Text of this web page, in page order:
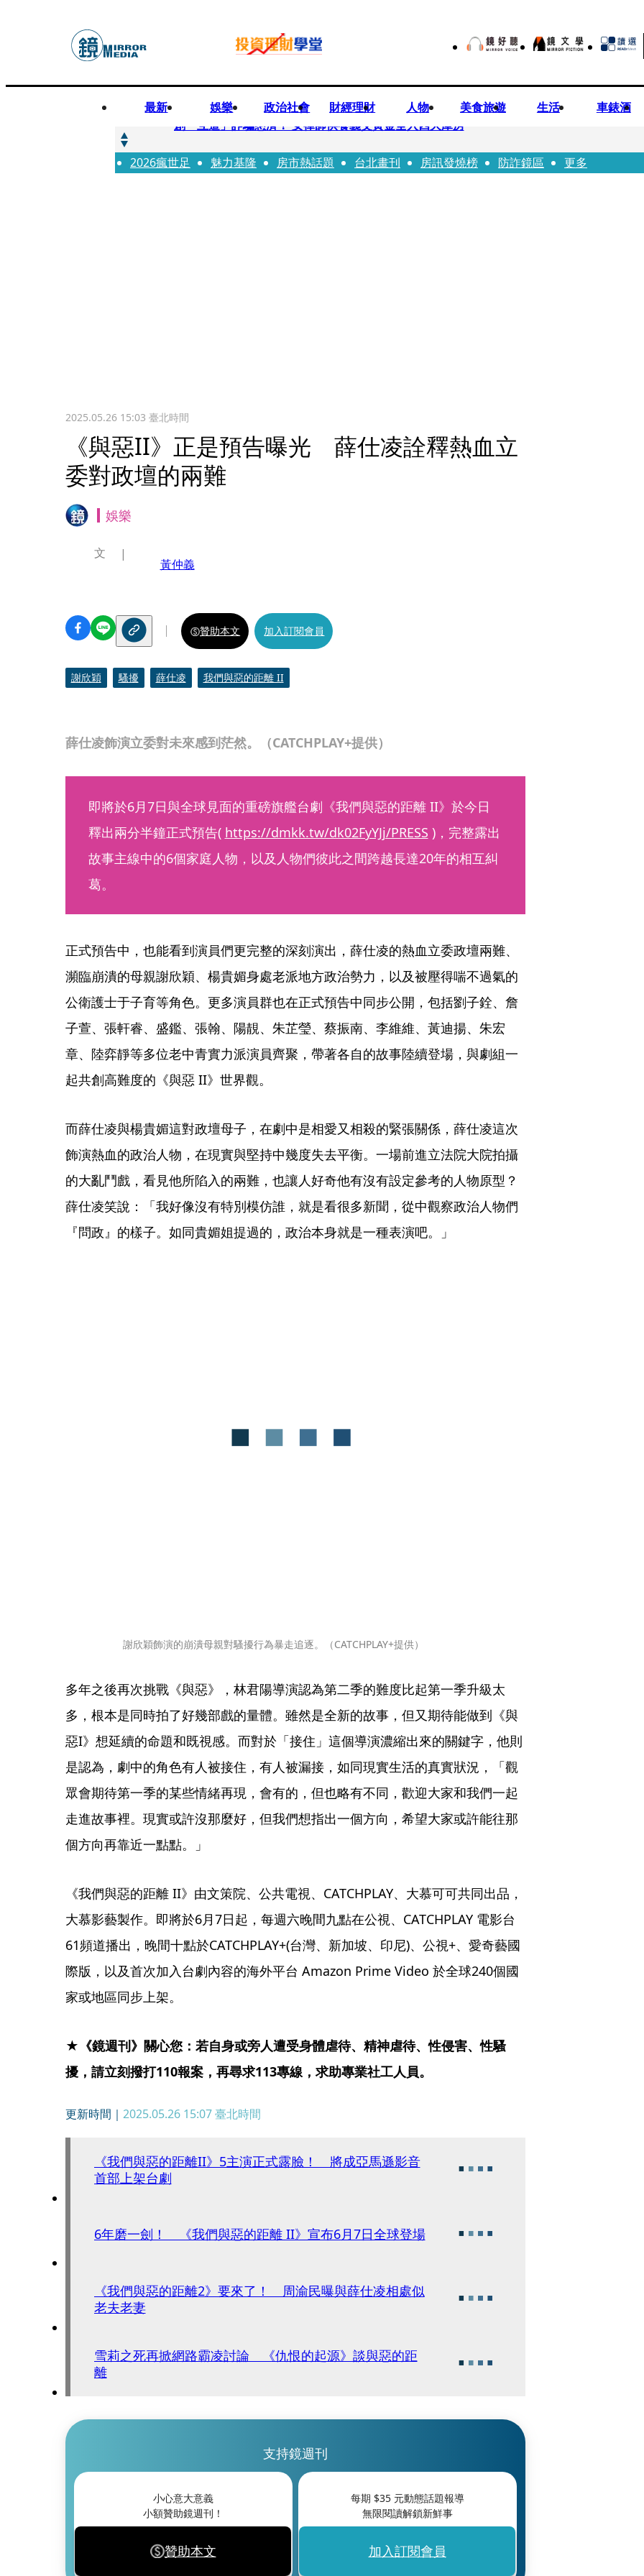
最新 娛樂 政治社會 財經理財 人物 美食旅遊 生活 車錶酒
快訊
創「互道」詐騙慈濟！ 女律師供養義父黃金全入四大庫房
快訊
前時力黨魁表態「反對刪公視預算」 盼在野三思：改凍結處理受質疑項目
2026瘋世足 魅力基隆 房市熱話題 台北畫刊 房訊發燒榜 防詐鏡區 更多
2025.05.26 15:03 臺北時間
《與惡II》正是預告曝光 薛仕凌詮釋熱血立
委對政壇的兩難
娛樂
薛仕凌飾演立委對未來感到茫然。（CATCHPLAY+提供）
文
黃仲義
贊助本文 加入訂閱會員
謝欣穎 騷擾 薛仕凌 我們與惡的距離 II
即將於6月7日與全球見面的重磅旗艦台劇《我們與惡的距離 II》於今日
釋出兩分半鐘正式預告( https://dmkk.tw/dk02FyYJj/PRESS )，完整露出
故事主線中的6個家庭人物，以及人物們彼此之間跨越長達20年的相互糾
葛。
正式預告中，也能看到演員們更完整的深刻演出，薛仕凌的熱血立委政壇兩難、
瀕臨崩潰的母親謝欣穎、楊貴媚身處老派地方政治勢力，以及被壓得喘不過氣的
公衛護士于子育等角色。更多演員群也在正式預告中同步公開，包括劉子銓、詹
子萱、張軒睿、盛鑑、張翰、陽靚、朱芷瑩、蔡振南、李維維、黃迪揚、朱宏
章、陸弈靜等多位老中青實力派演員齊聚，帶著各自的故事陸續登場，與劇組一
起共創高難度的《與惡 II》世界觀。
而薛仕凌與楊貴媚這對政壇母子，在劇中是相愛又相殺的緊張關係，薛仕凌這次
飾演熱血的政治人物，在現實與堅持中幾度失去平衡。一場前進立法院大院拍攝
的大亂鬥戲，看見他所陷入的兩難，也讓人好奇他有沒有設定參考的人物原型？
薛仕凌笑說：「我好像沒有特別模仿誰，就是看很多新聞，從中觀察政治人物們
『問政』的樣子。如同貴媚姐提過的，政治本身就是一種表演吧。」
謝欣穎飾演的崩潰母親對騷擾行為暴走追逐。（CATCHPLAY+提供）
多年之後再次挑戰《與惡》，林君陽導演認為第二季的難度比起第一季升級太
多，根本是同時拍了好幾部戲的量體。雖然是全新的故事，但又期待能做到《與
惡I》想延續的命題和既視感。而對於「接住」這個導演濃縮出來的關鍵字，他則
是認為，劇中的角色有人被接住，有人被漏接，如同現實生活的真實狀況，「觀
眾會期待第一季的某些情緒再現，會有的，但也略有不同，歡迎大家和我們一起
走進故事裡。現實或許沒那麼好，但我們想指出一個方向，希望大家或許能往那
個方向再靠近一點點。」
《我們與惡的距離 II》由文策院、公共電視、CATCHPLAY、大慕可可共同出品，
大慕影藝製作。即將於6月7日起，每週六晚間九點在公視、CATCHPLAY 電影台
61頻道播出，晚間十點於CATCHPLAY+(台灣、新加坡、印尼)、公視+、愛奇藝國
際版，以及首次加入台劇內容的海外平台 Amazon Prime Video 於全球240個國
家或地區同步上架。
★《鏡週刊》關心您：若自身或旁人遭受身體虐待、精神虐待、性侵害、性騷
擾，請立刻撥打110報案，再尋求113專線，求助專業社工人員。
更新時間｜ 2025.05.26 15:07臺北時間
《我們與惡的距離II》5主演正式露臉！ 將成亞馬遜影音
首部上架台劇
6年磨一劍！ 《我們與惡的距離 II》宣布6月7日全球登場
《我們與惡的距離2》要來了！ 周渝民曝與薛仕凌相處似
老夫老妻
雪莉之死再掀網路霸凌討論 《仇恨的起源》談與惡的距
離
支持鏡週刊
小心意大意義
小額贊助鏡週刊！
贊助本文
每期 $35元動態話題報導
無限閱讀解鎖新鮮事
加入訂閱會員